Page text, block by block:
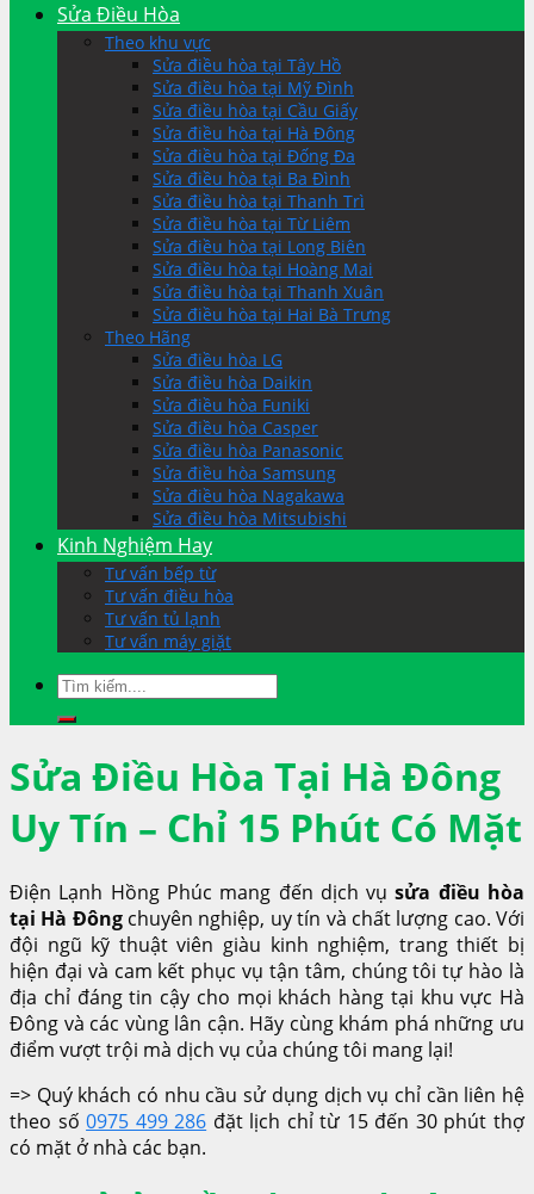
Sửa Điều Hòa
Theo khu vực
Sửa điều hòa tại Tây Hồ
Sửa điều hòa tại Mỹ Đình
Sửa điều hòa tại Cầu Giấy
Sửa điều hòa tại Hà Đông
Sửa điều hòa tại Đống Đa
Sửa điều hòa tại Ba Đình
Sửa điều hòa tại Thanh Trì
Sửa điều hòa tại Từ Liêm
Sửa điều hòa tại Long Biên
Sửa điều hòa tại Hoàng Mai
Sửa điều hòa tại Thanh Xuân
Sửa điều hòa tại Hai Bà Trưng
Theo Hãng
Sửa điều hòa LG
Sửa điều hòa Daikin
Sửa điều hòa Funiki
Sửa điều hòa Casper
Sửa điều hòa Panasonic
Sửa điều hòa Samsung
Sửa điều hòa Nagakawa
Sửa điều hòa Mitsubishi
Kinh Nghiệm Hay
Tư vấn bếp từ
Tư vấn điều hòa
Tư vấn tủ lạnh
Tư vấn máy giặt
Sửa Điều Hòa Tại Hà Đông
Uy Tín – Chỉ 15 Phút Có Mặt
Điện Lạnh Hồng Phúc mang đến dịch vụsửa điều hòa
tại Hà Đôngchuyên nghiệp, uy tín và chất lượng cao. Với
đội ngũ kỹ thuật viên giàu kinh nghiệm, trang thiết bị
hiện đại và cam kết phục vụ tận tâm, chúng tôi tự hào là
địa chỉ đáng tin cậy cho mọi khách hàng tại khu vực Hà
Đông và các vùng lân cận. Hãy cùng khám phá những ưu
điểm vượt trội mà dịch vụ của chúng tôi mang lại!
=> Quý khách có nhu cầu sử dụng dịch vụ chỉ cần liên hệ
theo số0975 499 286 đặt lịch chỉ từ 15 đến 30 phút thợ
có mặt ở nhà các bạn.